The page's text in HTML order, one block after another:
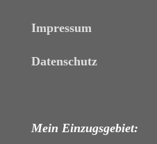
Impressum
Datenschutz
Mein Einzugsgebiet: